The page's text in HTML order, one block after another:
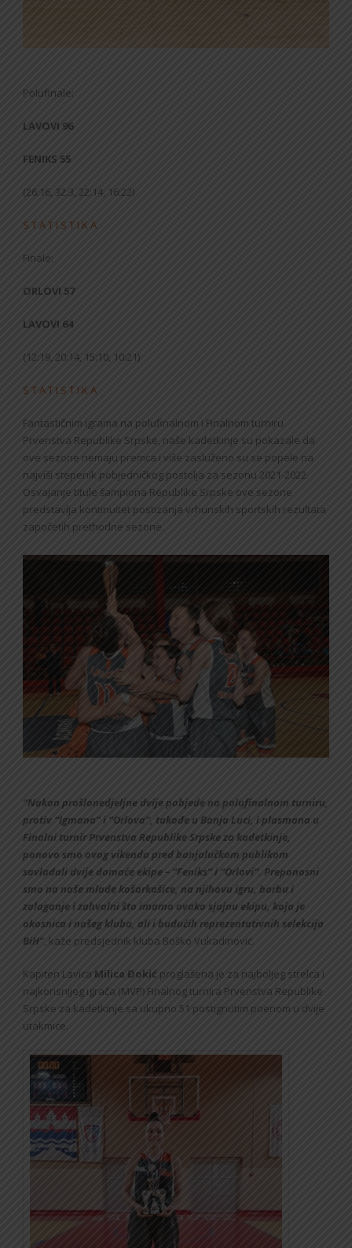
Polufinale:
LAVOVI 96
FENIKS 55
(26:16, 32:3, 22:14, 16:22)
S T A T I S T I K A
Finale:
ORLOVI 57
LAVOVI 64
(12:19, 20:14, 15:10, 10:21)
S T A T I S T I K A
Fantastičnim igrama na polufinalnom i Finalnom turniru
Prvenstva Republike Srpske, naše kadetkinje su pokazale da
ove sezone nemaju premca i više zasluženo su se popele na
najviši stepenik pobjedničkog postolja za sezonu 2021-2022.
Osvajanje titule šampiona Republike Srpske ove sezone
predstavlja kontinuitet postizanja vrhunskih sportskih rezultata
započetih prethodne sezone.
“Nakon prošlonedjeljne dvije pobjede na polufinalnom turniru,
protiv “Igmana” i “Orlova”, takođe u Banja Luci, i plasmana u
Finalni turnir Prvenstva Republike Srpske za kadetkinje,
ponovo smo ovog vikenda pred banjalučkom publikom
savladali dvije domaće ekipe – “Feniks” i “Orlovi”. Preponosni
smo na naše mlade košarkašice, na njihovu igru, borbu i
zalaganje i zahvalni što imamo ovako sjajnu ekipu, koja je
okosnica i našeg kluba, ali i budućih reprezentativnih selekcija
BiH”, kaže predsjednik kluba Boško Vukadinović.
Kapiten Lavica Milica Đokić proglašena je za najboljeg strelca i
najkorisnijeg igrača (MVP) Finalnog turnira Prvenstva Republike
Srpske za kadetkinje sa ukupno 51 postignutim poenom u dvije
utakmice.